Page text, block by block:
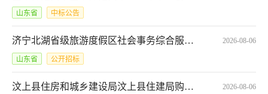
山东省 中标公告
济宁北湖省级旅游度假区社会事务综合服务中心园林绿化服务部2026年09月(至)10月政府采购意向*园林绿化灾后苗木补植工程 2026-08-06
山东省 公开招标
汶上县住房和城乡建设局汶上县住建局购买办A4彩色打印机成交公告*SDGP370830000202601000840 2026-08-06